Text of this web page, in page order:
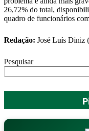
26,72% do total,
quadro de funcionários
Redação: José Luís
Pesquisar